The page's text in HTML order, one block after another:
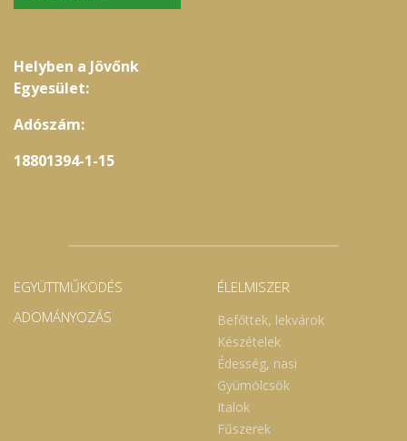
Helyben a Jövőnk
Egyesület:
Adószám:
18801394-1-15
EGYÜTTMŰKÖDÉS
ADOMÁNYOZÁS
ÉLELMISZER
Befőttek, lekvárok
Készételek
Édesség, nasi
Gyümölcsök
Italok
Fűszerek